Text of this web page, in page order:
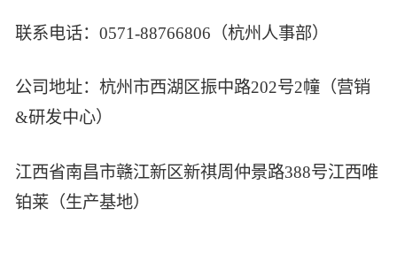
联系电话：0571-88766806（杭州人事部）
公司地址：杭州市西湖区振中路202号2幢（营销
&研发中心）
江西省南昌市赣江新区新祺周仲景路388号江西唯
铂莱（生产基地）